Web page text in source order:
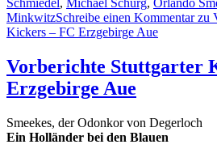
Schmiedel, Michael Schürg, Orlando
MinkwitzSchreibe einen Kommentarzu
Kickers – FC Erzgebirge Aue
Vorberichte Stuttgarter
Erzgebirge Aue
Smeekes, der Odonkor von Degerloch
Ein Holländer bei den Blauen